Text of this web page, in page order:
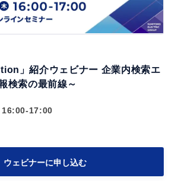
」紹介ウェビナー 企業内検索エ
検索の最前線～
16:00-17:00
ウェビナーに申し込む